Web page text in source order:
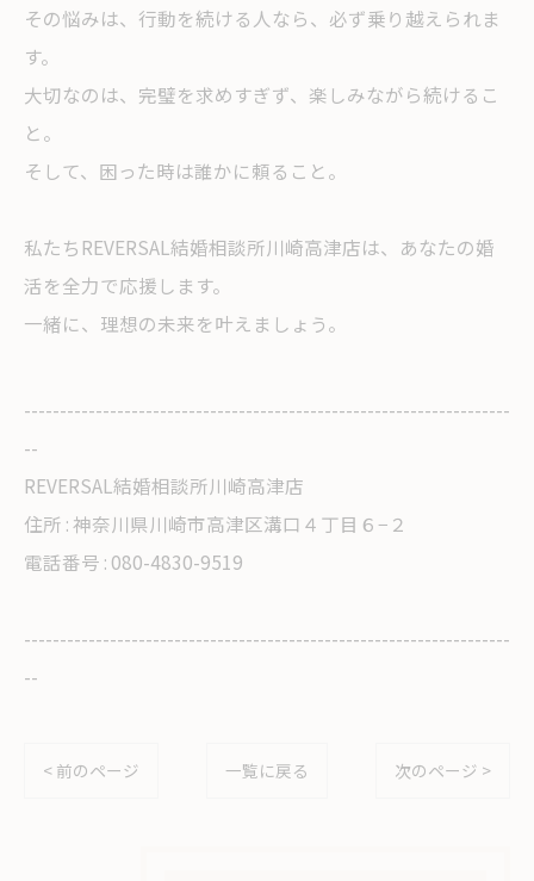
その悩みは、行動を続ける人なら、必ず乗り越えられま
す。
大切なのは、完璧を求めすぎず、楽しみながら続けるこ
と。
そして、困った時は誰かに頼ること。
私たちREVERSAL結婚相談所川崎高津店は、あなたの婚
活を全力で応援します。
一緒に、理想の未来を叶えましょう。
--------------------------------------------------------------------
--
REVERSAL結婚相談所川崎高津店
住所 : 神奈川県川崎市高津区溝口４丁目６−２
電話番号 : 080-4830-9519
--------------------------------------------------------------------
--
< 前のページ 一覧に戻る 次のページ >